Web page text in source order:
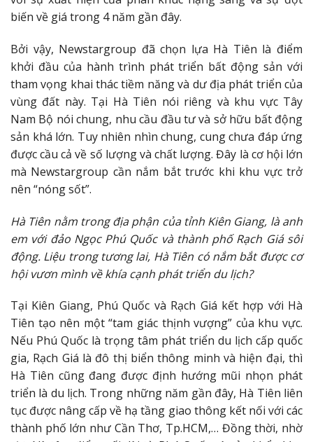
biến về giá trong 4 năm gần đây.
Bởi vậy, Newstargroup đã chọn lựa Hà Tiên là điểm
khởi đầu của hành trình phát triển bất động sản với
tham vọng khai thác tiềm năng và dư địa phát triển của
vùng đất này. Tại Hà Tiên nói riêng và khu vực Tây
Nam Bộ nói chung, nhu cầu đầu tư và sở hữu bất động
sản khá lớn. Tuy nhiên nhìn chung, cung chưa đáp ứng
được cầu cả về số lượng và chất lượng. Đây là cơ hội lớn
mà Newstargroup cần nắm bắt trước khi khu vực trở
nên “nóng sốt”.
Hà Tiên nằm trong địa phận của tỉnh Kiên Giang, là anh
em với đảo Ngọc Phú Quốc và thành phố Rạch Giá sôi
động. Liệu trong tương lai, Hà Tiên có nắm bắt được cơ
hội vươn mình về khía cạnh phát triển du lịch?
Tại Kiên Giang, Phú Quốc và Rạch Giá kết hợp với Hà
Tiên tạo nên một “tam giác thịnh vượng” của khu vực.
Nếu Phú Quốc là trọng tâm phát triển du lịch cấp quốc
gia, Rạch Giá là đô thị biển thông minh và hiện đại, thì
Hà Tiên cũng đang được định hướng mũi nhọn phát
triển là du lịch. Trong những năm gần đây, Hà Tiên liên
tục được nâng cấp về hạ tầng giao thông kết nối với các
thành phố lớn như Cần Thơ, Tp.HCM,… Đồng thời, nhờ